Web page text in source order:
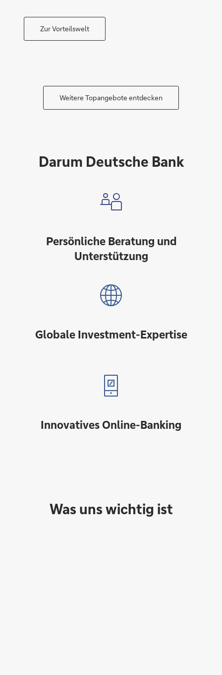
Zur Vorteilswelt
Weitere Topangebote entdecken
Darum Deutsche Bank
Persönliche Beratung und
Unterstützung
Globale Investment-Expertise
Innovatives Online-Banking
Was uns wichtig ist